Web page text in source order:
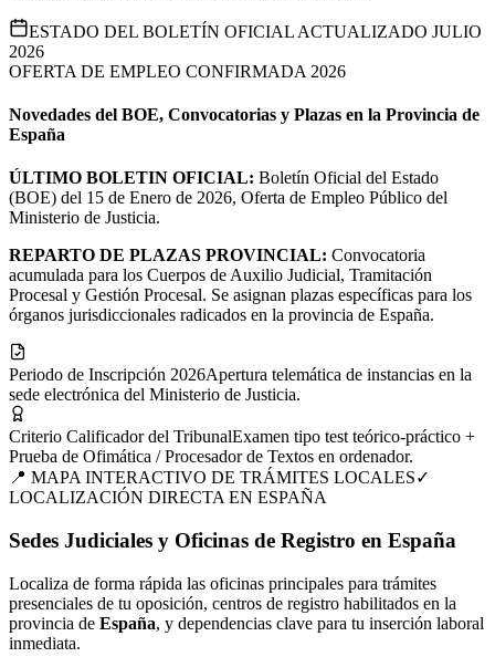
ESTADO DEL BOLETÍN OFICIAL ACTUALIZADO JULIO
2026
OFERTA DE EMPLEO CONFIRMADA 2026
Novedades del BOE, Convocatorias y Plazas en la Provincia de
España
ÚLTIMO BOLETIN OFICIAL: Boletín Oficial del Estado
(BOE) del 15 de Enero de 2026, Oferta de Empleo Público del
Ministerio de Justicia.
REPARTO DE PLAZAS PROVINCIAL: Convocatoria
acumulada para los Cuerpos de Auxilio Judicial, Tramitación
Procesal y Gestión Procesal. Se asignan plazas específicas para los
órganos jurisdiccionales radicados en la provincia de España.
Periodo de Inscripción 2026Apertura telemática de instancias en la
sede electrónica del Ministerio de Justicia.
Criterio Calificador del TribunalExamen tipo test teórico-práctico +
Prueba de Ofimática / Procesador de Textos en ordenador.
📍 MAPA INTERACTIVO DE TRÁMITES LOCALES✓
LOCALIZACIÓN DIRECTA EN ESPAÑA
Sedes Judiciales y Oficinas de Registro en España
Localiza de forma rápida las oficinas principales para trámites
presenciales de tu oposición, centros de registro habilitados en la
provincia de España, y dependencias clave para tu inserción laboral
inmediata.